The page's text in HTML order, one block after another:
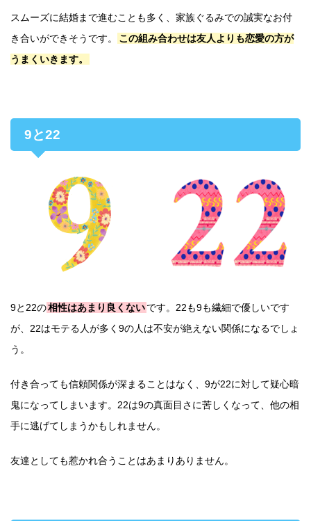
スムーズに結婚まで進むことも多く、家族ぐるみでの誠実なお付
き合いができそうです。
この組み合わせは友人よりも恋愛の方が
うまくいきます。
9と22
9と22の相性はあまり良くないです。22も9も繊細で優しいです
が、22はモテる人が多く9の人は不安が絶えない関係になるでしょ
う。
付き合っても信頼関係が深まることはなく、9が22に対して疑心暗
鬼になってしまいます。22は9の真面目さに苦しくなって、他の相
手に逃げてしまうかもしれません。
友達としても惹かれ合うことはあまりありません。